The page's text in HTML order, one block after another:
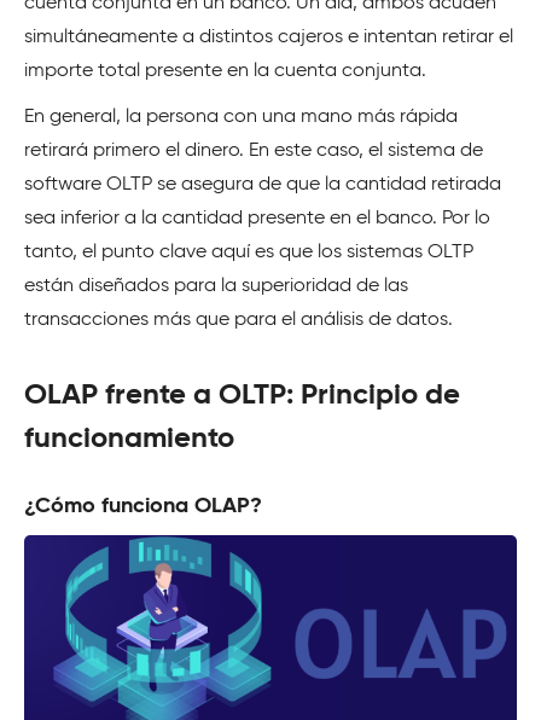
simultáneamente a distintos cajeros e intentan retirar el
importe total presente en la cuenta conjunta.
En general, la persona con una mano más rápida
retirará primero el dinero. En este caso, el sistema de
software OLTP se asegura de que la cantidad retirada
sea inferior a la cantidad presente en el banco. Por lo
tanto, el punto clave aquí es que los sistemas OLTP
están diseñados para la superioridad de las
transacciones más que para el análisis de datos.
OLAP frente a OLTP: Principio de
funcionamiento
¿Cómo funciona OLAP?